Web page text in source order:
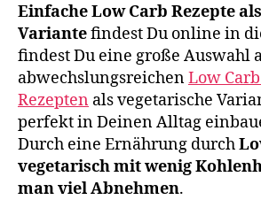
Einfache Low Carb Rezepte
Variantefindest Du online in
findest Du eine große Auswahl
abwechslungsreichenLow
Rezepten als vegetarische
perfekt in Deinen Alltag
Durch eine Ernährung durch
vegetarisch mit wenig
man viel Abnehmen.